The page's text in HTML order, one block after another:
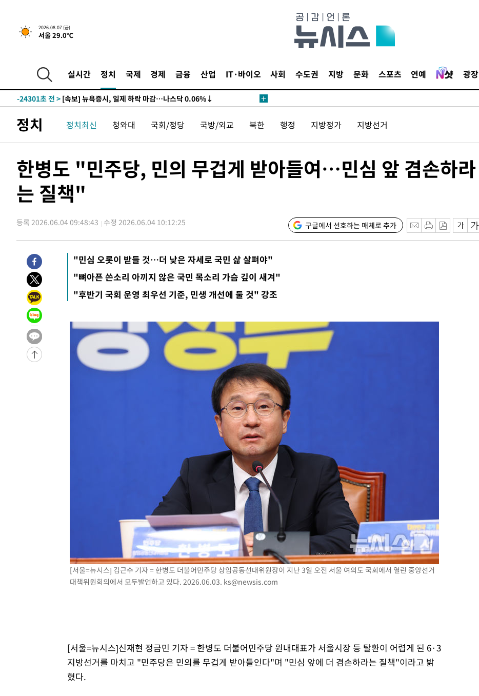
2026.08.07 (금)
서울 29.0℃
실시간 정치 국제 경제 금융 산업 IT·바이오 사회 수도권 지방 문화 스포츠 연예 광장
-24301초 전 >[속보] 뉴욕증시, 일제 하락 마감…나스닥 0.06%↓
례 큰 폭발음
-28450초 전 >
[속보]美, 폴리실리콘 수입 규제…파생제품 15% 관세, 120일 후
-26601초 전 >
-24301초 전 > [속보] 뉴욕증시, 일제 하락 마감…나스닥 0.06%↓
례 큰 폭발음
-28450초 전 >
[속보]美, 폴리실리콘 수입 규제…파생제품 15% 관세, 120일 후
-26601초 전 >[속보]트럼프, 美 원정출산 금지 행정명령 서명
정치 정치최신 청와대 국회/정당 국방/외교 북한 행정 지방정가 지방선거
한병도 "민주당, 민의 무겁게 받아들여…민심 앞 겸손하라
는 질책"
등록 2026.06.04 09:48:43 수정 2026.06.04 10:12:25 구글에서 선호하는 매체로 추가
"민심 오롯이 받들 것…더 낮은 자세로 국민 삶 살펴야"
"뼈아픈 쓴소리 아끼지 않은 국민 목소리 가슴 깊이 새겨"
"후반기 국회 운영 최우선 기준, 민생 개선에 둘 것" 강조
[서울=뉴시스] 김근수 기자 = 한병도 더불어민주당 상임공동선대위원장이 지난 3일 오전 서울 여의도 국회에서 열린 중앙선거
대책위원회의에서 모두발언하고 있다. 2026.06.03. ks@newsis.com
[서울=뉴시스]신재현 정금민 기자 = 한병도 더불어민주당 원내대표가 서울시장 등 탈환이 어렵게 된 6·3
지방선거를 마치고 "민주당은 민의를 무겁게 받아들인다"며 "민심 앞에 더 겸손하라는 질책"이라고 밝
혔다.